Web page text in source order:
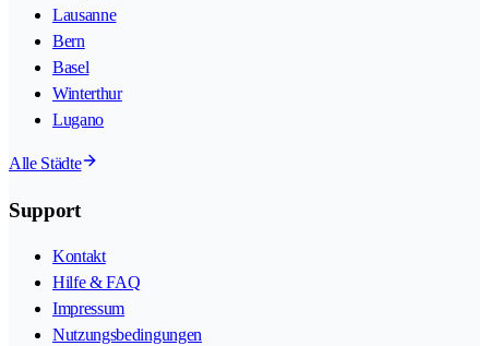
Lausanne
Bern
Basel
Winterthur
Lugano
Alle Städte
Support
Kontakt
Hilfe & FAQ
Impressum
Nutzungsbedingungen